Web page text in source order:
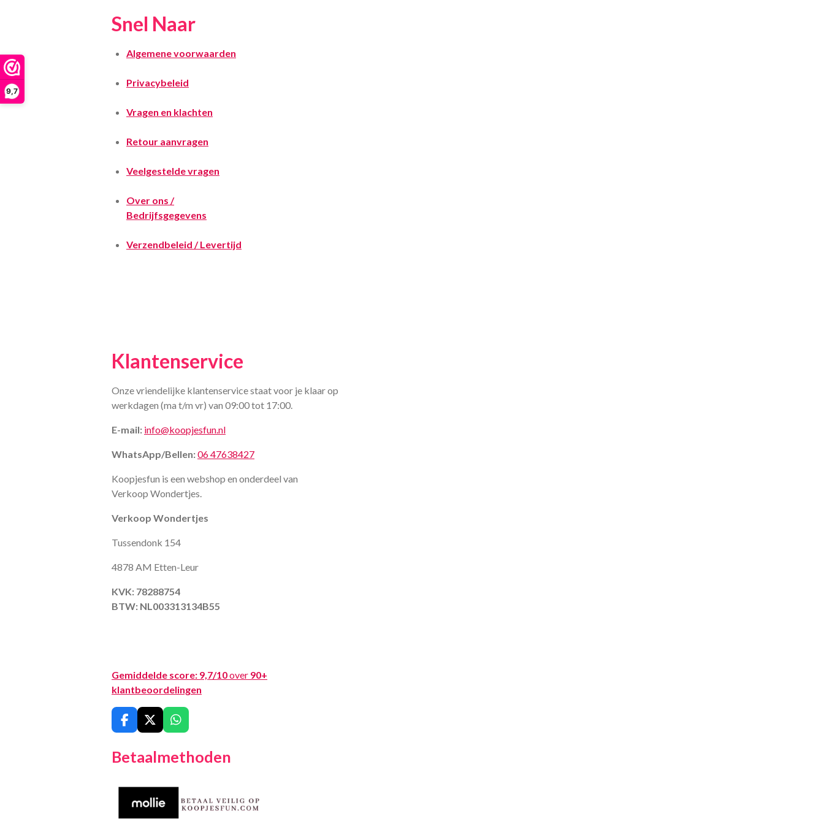
9,7
Snel Naar
Algemene voorwaarden
Privacybeleid
Vragen en klachten
Retour aanvragen
Veelgestelde vragen
Over ons /
Bedrijfsgegevens
Verzendbeleid / Levertijd
Klantenservice
Onze vriendelijke klantenservice staat voor je klaar op
werkdagen (ma t/m vr) van 09:00 tot 17:00.
E-mail: info@koopjesfun.nl
WhatsApp/Bellen:06 47638427
Koopjesfun is een webshop en onderdeel van
Verkoop Wondertjes.
Verkoop Wondertjes
Tussendonk 154
4878 AM Etten-Leur
KVK: 78288754
BTW: NL003313134B55
Gemiddelde score: 9,7/10over 90+
klantbeoordelingen
F
a
e
X
W
h
t
Betaalmethoden